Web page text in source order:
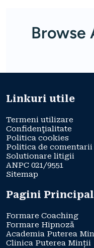
Browse
Linkuri utile
Termeni utilizare
Confidenţialitate
Politica cookies
Politica de comentarii
Solutionare litigii
ANPC 021/9551
Sitemap
Pagini
Formare Coaching
Formare Hipnoză
Academia Puterea
Clinica Puterea Minții